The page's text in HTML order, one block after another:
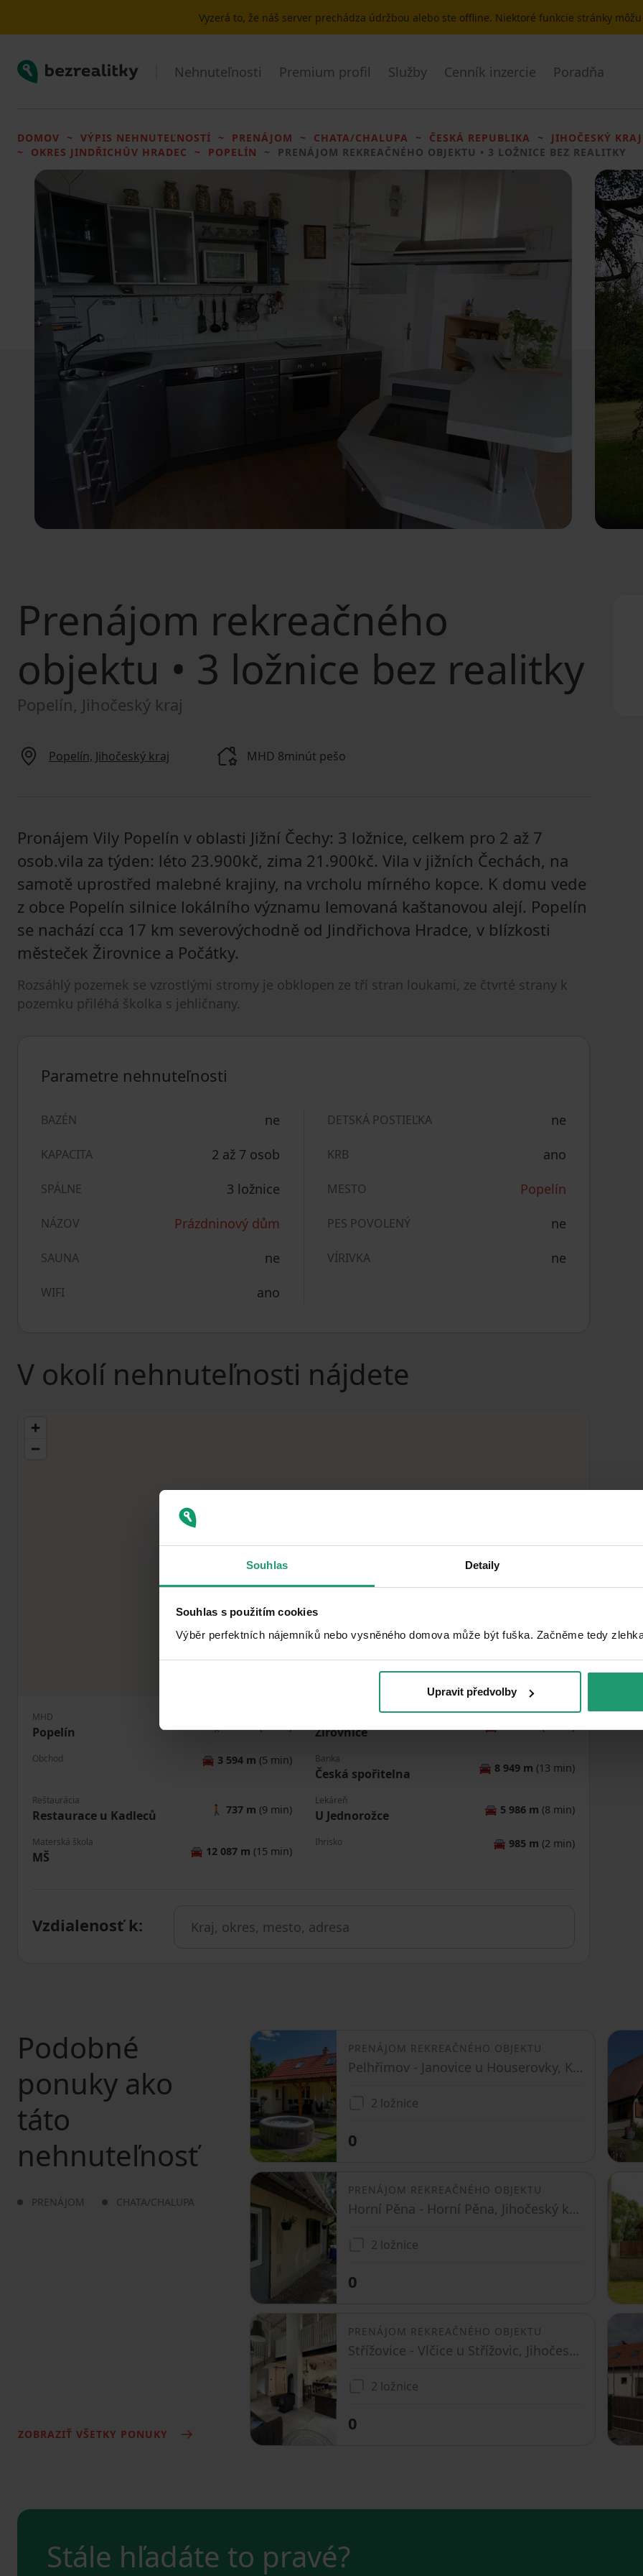
Souhlas Detaily
Souhlas s použitím cookies
Výběr perfektních nájemníků nebo vysněného domova může být fuška. Začněme tedy
Upravit předvolby
Vyzerá to, že náš server prechádza údržbou alebo ste offline. Niektoré funkcie stránky
Bezrealitky Nehnuteľnosti Premium profil Služby Cenník inzercie Poradňa
DOMOV VÝPIS NEHNUTEĽNOSTÍ PRENÁJOM CHATA/CHALUPA ČESKÁ REPUBLIKA
JIHOČESKÝ KRAJ
OKRES JINDŘICHŮV HRADEC
POPELÍN PRENÁJOM REKREAČNÉHO OBJEKTU • 3 LOŽNICE BEZ REALITKY
Prenájom rekreačného
objektu • 3 ložnice bez realitky
Popelín, Jihočeský kraj
Popelín, Jihočeský kraj MHD 8minút pešo
Pronájem Vily Popelín v oblasti Jižní Čechy: 3 ložnice, celkem pro 2 až 7
osob.vila za týden: léto 23.900kč, zima 21.900kč. Vila v jižních Čechách, na
samotě uprostřed malebné krajiny, na vrcholu mírného kopce. K domu vede
z obce Popelín silnice lokálního významu lemovaná kaštanovou alejí. Popelín
se nachází cca 17 km severovýchodně od Jindřichova Hradce, v blízkosti
městeček Žirovnice a Počátky.
Rozsáhlý pozemek se vzrostlými stromy je obklopen ze tří stran loukami, ze čtvrté strany k
pozemku přiléhá školka s jehličnany.
Parametre nehnuteľnosti
BAZÉN ne
KAPACITA 2 až 7 osob
SPÁLNE 3 ložnice
NÁZOV Prázdninový dům
SAUNA ne
WIFI ano
DETSKÁ POSTIEĽKA ne
KRB ano
MESTO Popelín
PES POVOLENÝ ne
VÍRIVKA ne
V okolí nehnuteľnosti nájdete
MHD
Popelín Žirovnice
Obchod 🚘 3 594 m (5 min) Banka
Česká spořitelna 🚘 8 949 m (13 min)
Reštaurácia
Restaurace u Kadleců 🚶 737 m (9 min)
Lekáreň
U Jednorožce 🚘 5 986 m (8 min)
Materská škola
MŠ 🚘 12 087 m (15 min)
Ihrisko 🚘 985 m (2 min)
Vzdialenosť k:
Podobné
ponuky ako
táto
nehnuteľnosť
PRENÁJOM CHATA/CHALUPA
ZOBRAZIŤ VŠETKY PONUKY
PRENÁJOM REKREAČNÉHO OBJEKTU
Pelhřimov - Janovice u Houserovky, Kraj Vysočina
2 ložnice
0
PRENÁJOM REKREAČNÉHO OBJEKTU
Horní Pěna - Horní Pěna, Jihočeský kraj
2 ložnice
0
PRENÁJOM REKREAČNÉHO OBJEKTU
Střížovice - Vlčice u Střížovic, Jihočeský kraj
2 ložnice
0
Stále hľadáte to pravé?